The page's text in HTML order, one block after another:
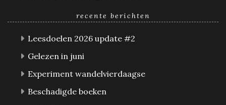
recente berichten
Leesdoelen 2026 update #2
Gelezen in juni
Experiment wandelvierdaagse
Beschadigde boeken